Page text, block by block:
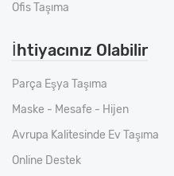
Ofis Taşıma
İhtiyacınız Olabilir
Parça Eşya Taşıma
Maske - Mesafe - Hijen
Avrupa Kalitesinde Ev Taşıma
Online Destek